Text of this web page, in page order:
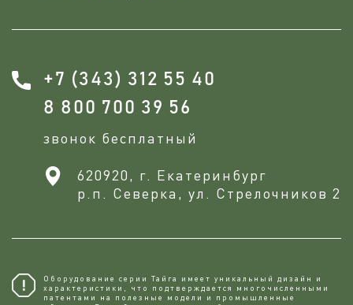
+7 (343) 312 55 40
8 800 700 39 56
звонок бесплатный
620920, г. Екатеринбург
р.п. Северка, ул. Стрелочников 2
Оборудование серии Тайга имеет уникальный дизайн и
характеристики, что подтверждается многочисленными
патентами на полезные модели и промышленные